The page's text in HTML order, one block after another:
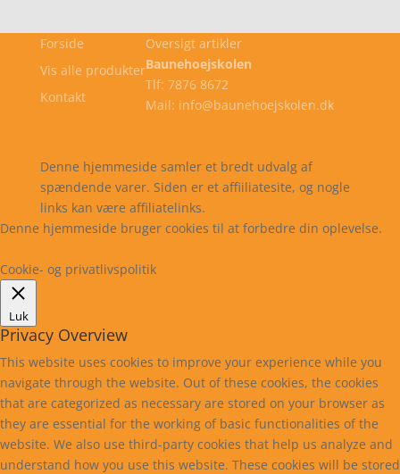
Forside
Vis alle produkter
Kontakt
Oversigt artikler
Baunehoejskolen
Tlf: 7876 8672
Mail: info@baunehoejskolen.dk
Denne hjemmeside samler et bredt udvalg af
spændende varer. Siden er et affiiliatesite, og nogle
links kan være affiliatelinks.
Denne hjemmeside bruger cookies til at forbedre din oplevelse.
Cookie- og privatlivspolitik
Luk
Privacy Overview
This website uses cookies to improve your experience while you
navigate through the website. Out of these cookies, the cookies
that are categorized as necessary are stored on your browser as
they are essential for the working of basic functionalities of the
website. We also use third-party cookies that help us analyze and
understand how you use this website. These cookies will be stored